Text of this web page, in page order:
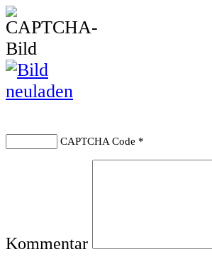
CAPTCHA Code *
Kommentar